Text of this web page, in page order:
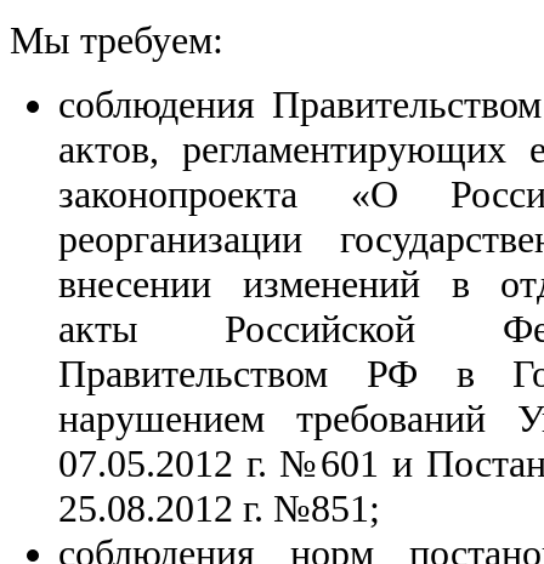
Мы требуем:
соблюдения
актов, регламентирующих
законопроекта «О
реорганизации
внесении изменений в
акты Российской
Правительством РФ в
нарушением требований
07.05.2012 г. №601 и
25.08.2012 г. №851;
соблюдения норм